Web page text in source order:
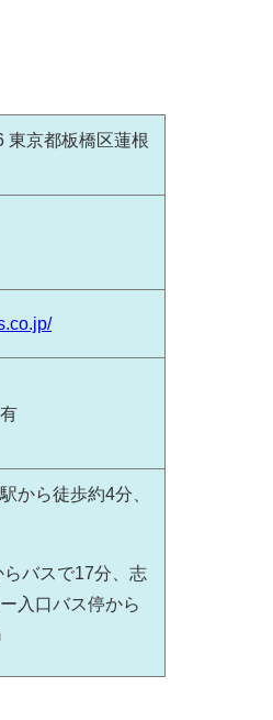
東京都板橋区蓮根
から徒歩約4分、
バスで17分、志
入口バス停から